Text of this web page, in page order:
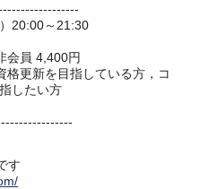
20:00～21:30
会員 4,400円
更新を目指している方，コ
したい方
す